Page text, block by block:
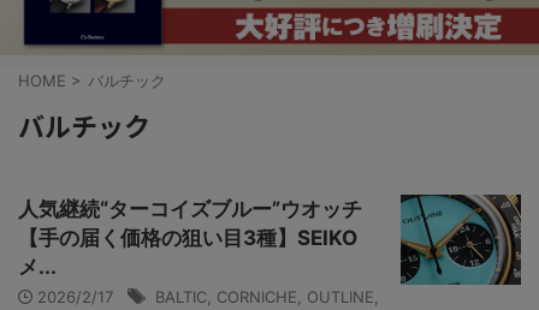
HOME > バルチック
バルチック
人気継続“ターコイズブルー”ウオッチ
【手の届く価格の狙い目3種】SEIKO
メ...
2026/2/17 BALTIC CORNICHE OUTLINE